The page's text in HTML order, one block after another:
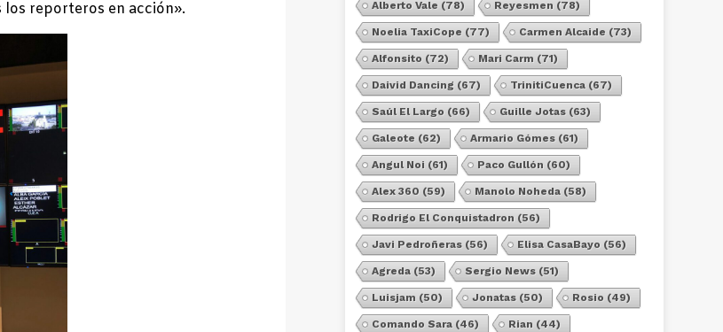
los reporteros en acción».
Alberto Vale (78) Reyesmen (78)
Noelia TaxiCope (77) Carmen Alcaide (73)
Alfonsito (72) Mari Carm (71)
Daivid Dancing (67) TrinitiCuenca (67)
Saúl El Largo (66) Guille Jotas (63)
Galeote (62) Armario Gómes (61)
Angul Noi (61) Paco Gullón (60)
Alex 360 (59) Manolo Noheda (58)
Rodrigo El Conquistadron (56)
Javi Pedroñeras (56) Elisa CasaBayo (56)
Agreda (53) Sergio News (51)
Luisjam (50) Jonatas (50) Rosio (49)
Comando Sara (46) Rian (44)